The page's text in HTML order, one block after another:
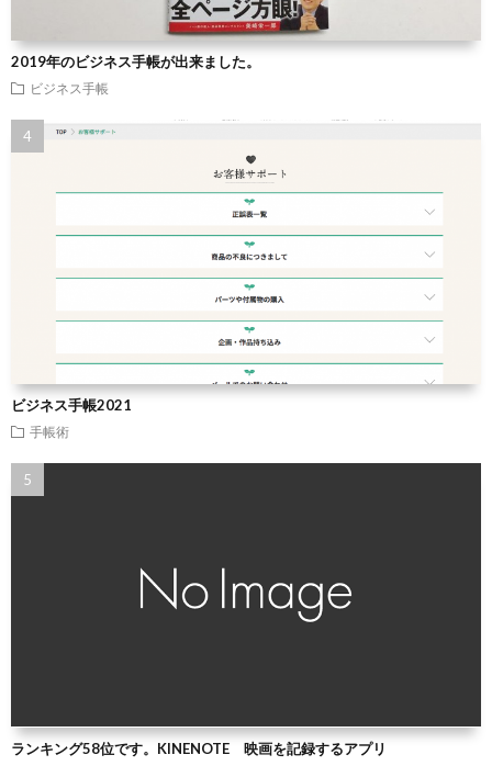
2019年のビジネス手帳が出来ました。
ビジネス手帳
ビジネス手帳2021
手帳術
ランキング58位です。KINENOTE 映画を記録するアプリ